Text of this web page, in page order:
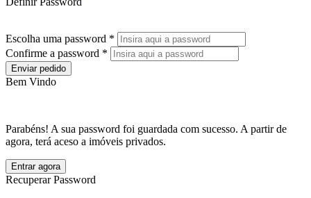
Escolha uma password *
Confirme a password *
Enviar pedido
Bem Vindo
Parabéns! A sua password foi guardada com sucesso. A partir de
agora, terá aceso a imóveis privados.
Entrar agora
Recuperar Password